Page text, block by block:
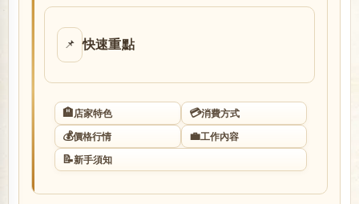
📌 快速重點
🏨店家特色 💳消費方式
💰價格行情 💼工作內容
📝新手須知